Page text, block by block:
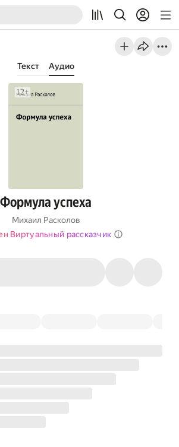
Текст Аудио
Формула успеха
Михаил Расколов
Виртуальный рассказчик